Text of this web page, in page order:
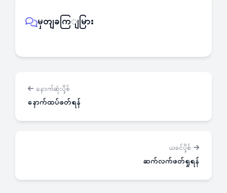
မှတျခကြျမြား
နောက်ဆုံးပို့စ်
နောက်ထပ်ဖတ်ရန်
ယခင်ပို့စ်
ဆက်လက်ဖတ်ရှုရန်